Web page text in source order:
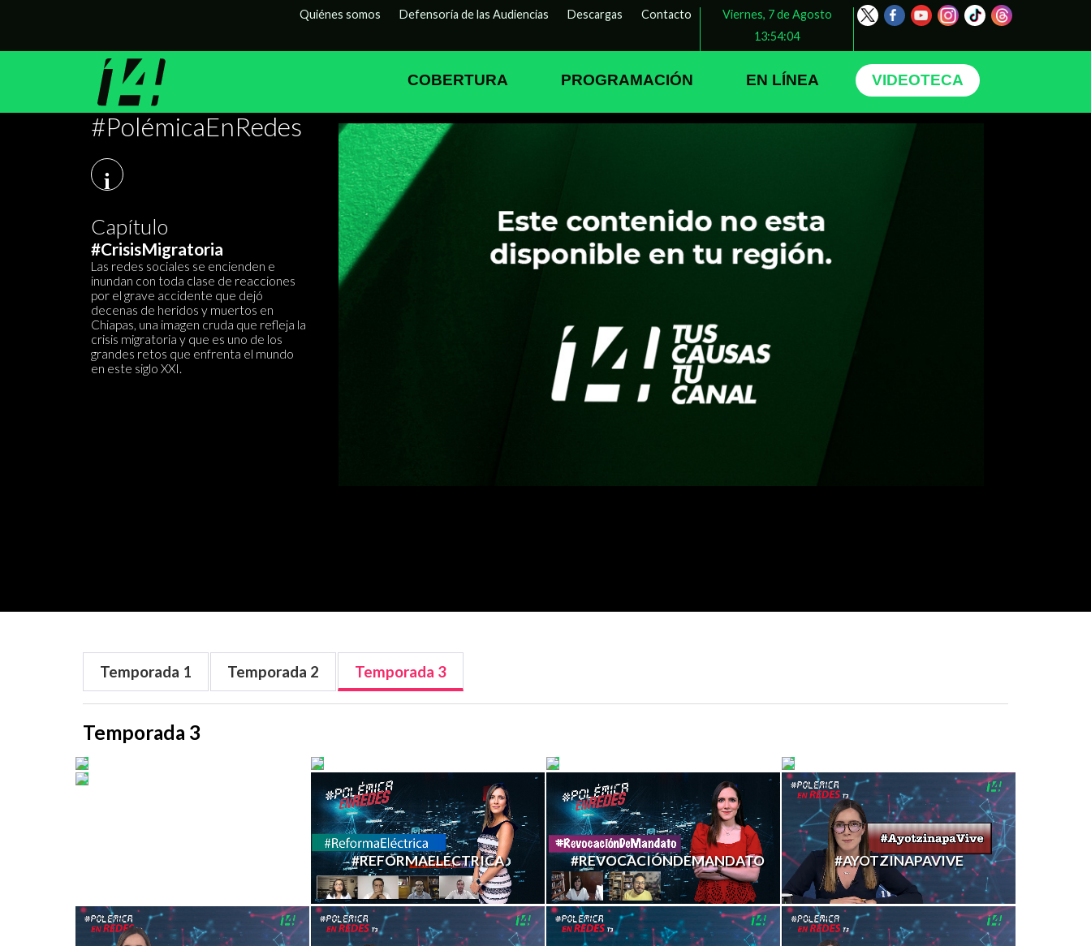
Quiénes somos Defensoría de las Audiencias Descargas Contacto
Viernes, 7 de Agosto
13:54:08
COBERTURA PROGRAMACIÓN EN LÍNEA VIDEOTECA
#PolémicaEnRedes
i
Capítulo
#CrisisMigratoria
Las redes sociales se encienden e
inundan con toda clase de reacciones
por el grave accidente que dejó
decenas de heridos y muertos en
Chiapas, una imagen cruda que refleja la
crisis migratoria y que es uno de los
grandes retos que enfrenta el mundo
en este siglo XXI.
Temporada 1 Temporada 2 Temporada 3
Temporada 3
#CASODEBANHI #DEPPVSHEARD
#ELONMUSK
#REFORMAELÉCTRICA #REVOCACIÓNDEMANDATO #AYOTZINAPAVIVE